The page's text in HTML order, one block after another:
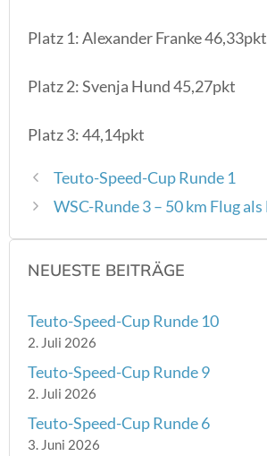
Platz 1: Alexander Franke 46,33pkt
Platz 2: Svenja Hund 45,27pkt
Platz 3: 44,14pkt
Teuto-Speed-Cup Runde 1
WSC-Runde 3 – 50 km Flug
NEUESTE BEITRÄGE
Teuto-Speed-Cup Runde 10
2. Juli 2026
Teuto-Speed-Cup Runde 9
2. Juli 2026
Teuto-Speed-Cup Runde 6
3. Juni 2026